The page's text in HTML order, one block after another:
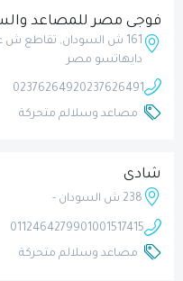
فوجى مصر للمصاعد
161 ش السودان, تقاطع ش
دايهاتسو مصر
0237626491
0237626492
مصاعد وسلالم متحركة
شادى
238 ش السودان -
01001517415
01124642799
مصاعد وسلالم متحركة